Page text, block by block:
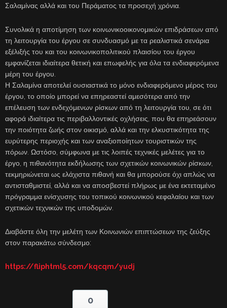
Σαλαμίνας αλλά και του Περάματος τα προσεχή χρόνια.
Συνολικά η αποτίμηση των κοινωνικοοικονομικών επιδράσεων από
τη λειτουργία του έργου σε συνδυασμό με τα ρεαλιστικά σενάρια
εξέλιξής του και του κοινωνικοπολιτικού πλαισίου του έργου
εμφανίζεται ιδιαίτερα θετική και επωφελής για όλα τα ενδιαφερόμενα
μέρη του έργου.
Η Σαλαμίνα αποτελεί ουσιαστικά το μόνο ενδιαφερόμενο μέρος του
έργου, το οποίο μπορεί να επηρεαστεί αμεσότερα από την
επέλευση των ενδεχόμενων ρίσκων από τη λειτουργία του, σε ότι
αφορά ιδιαίτερα τις περιβαλλοντικές οχλήσεις, που θα επηρεάσουν
την ποιότητα ζωής στον οικισμό, αλλά και την ελκυστικότητα της
ευρύτερης περιοχής και των αναξιοποίητων τουριστικών της
πόρων. Ωστόσο, σύμφωνα με τις λοιπές τεχνικές μελέτες για το
έργο, η πιθανότητα εκδήλωσης των σχετικών κοινωνικών ρίσκων,
τεκμηριώνεται ως ελάχιστα πιθανή και θα μπορούσε όχι απλώς να
αντισταθμιστεί, αλλά και να αποσβεστεί πλήρως με ένα εκτεταμένο
πρόγραμμα ενίσχυσης του τοπικού κοινωνικού κεφαλαίου και των
σχετικών τεχνικών της υποδομών.
Διαβάστε όλη την μελέτη των Κοινωνιών επιπτώσεων της ζεύξης
στον παρακάτω σύνδεσμο:
https://fliphtml5.com/kqcqm/yudj
0